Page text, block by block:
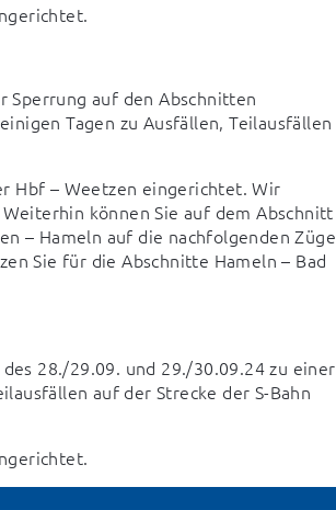
Sperrung auf den Abschnitten
Tagen zu Ausfällen, Teilausfällen
Hbf – Weetzen eingerichtet. Wir
können Sie auf dem Abschnitt
– Hameln auf die nachfolgenden Züge
Sie für die Abschnitte Hameln – Bad
28./29.09. und 29./30.09.24 zu einer
auf der Strecke der S-Bahn